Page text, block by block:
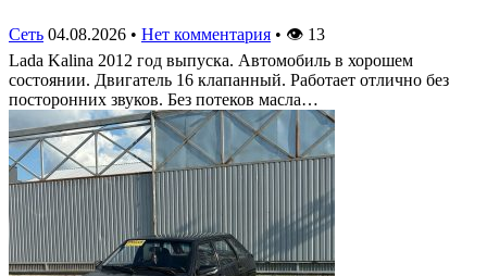
Сеть 04.08.2026 • Нет комментария • 👁 13
Lada Kalina 2012 год выпуска. Автомобиль в хорошем
состоянии. Двигатель 16 клапанный. Работает отлично без
посторонних звуков. Без потеков масла…